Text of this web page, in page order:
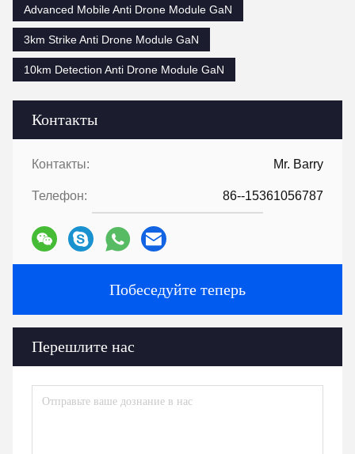
Контакты
Контакты: Mr. Barry
Телефон: 86--15361056787
Побеседуйте теперь
Перешлите нас
Advanced Mobile Anti Drone Module GaN
3km Strike Anti Drone Module GaN
10km Detection Anti Drone Module GaN